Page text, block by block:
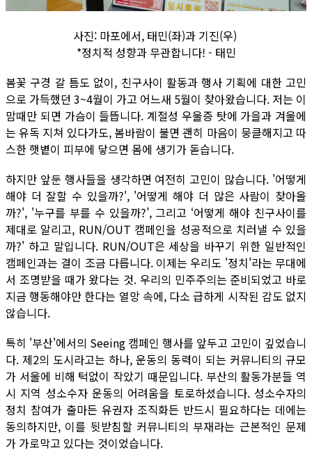
사진: 마포에서, 태민(좌)과 기진(우)
*정치적 성향과 무관합니다! - 태민
봄꽃 구경 갈 틈도 없이, 친구사이 활동과 행사 기획에 대한 고민
으로 가득했던 3~4월이 가고 어느새 5월이 찾아왔습니다. 저는 이
맘때만 되면 가슴이 들뜹니다. 계절성 우울증 탓에 가을과 겨울에
는 유독 지쳐 있다가도, 봄바람이 불면 괜히 마음이 뭉클해지고 따
스한 햇볕이 피부에 닿으면 몸에 생기가 돋습니다.
하지만 앞둔 행사들을 생각하면 여전히 고민이 많습니다. '어떻게
해야 더 잘할 수 있을까?', '어떻게 해야 더 많은 사람이 찾아올
까?', '누구를 부를 수 있을까?’, 그리고 ‘어떻게 해야 친구사이를
제대로 알리고, RUN/OUT 캠페인을 성공적으로 치러낼 수 있을
까?' 하고 말입니다. RUN/OUT은 세상을 바꾸기 위한 일반적인
캠페인과는 결이 조금 다릅니다. 이제는 우리도 '정치'라는 무대에
서 조명받을 때가 왔다는 것. 우리의 민주주의는 준비되었고 바로
지금 행동해야만 한다는 열망 속에, 다소 급하게 시작된 감도 없지
않습니다.
특히 '부산'에서의 Seeing 캠페인 행사를 앞두고 고민이 깊었습니
다. 제2의 도시라고는 하나, 운동의 동력이 되는 커뮤니티의 규모
가 서울에 비해 턱없이 작았기 때문입니다. 부산의 활동가분들 역
시 지역 성소수자 운동의 어려움을 토로하셨습니다. 성소수자의
정치 참여가 출마든 유권자 조직화든 반드시 필요하다는 데에는
동의하지만, 이를 뒷받침할 커뮤니티의 부재라는 근본적인 문제
가 가로막고 있다는 것이었습니다.